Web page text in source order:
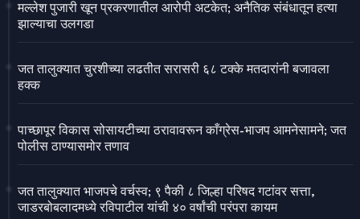
मल्लेश पुजारी खून प्रकरणातील आरोपी अटकेत; अनैतिक संबंधातून हत्या
झाल्याचा उलगडा
जत तालुक्यात चुरशीच्या लढतीत सरासरी ६८ टक्के मतदारांनी बजावला
हक्क
पाच्छापूर विकास सोसायटीच्या ठरावावरून काँग्रेस-भाजप आमनेसामने; जत
पोलीस ठाण्यासमोर तणाव
जत तालुक्यात भाजपचे वर्चस्व; ९ पैकी ८ जिल्हा परिषद गटांवर सत्ता,
जाडरबोबलादमध्ये रविपाटील यांची ४० वर्षांची परंपरा कायम